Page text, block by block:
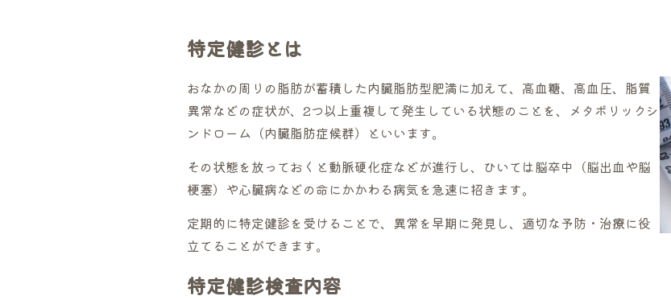
特定健診とは
おなかの周りの脂肪が蓄積した内臓脂肪型肥満に加えて、高血糖、高血圧、脂質
異常などの症状が、2つ以上重複して発生している状態のことを、メタボリックシ
ンドローム（内臓脂肪症候群）といいます。
その状態を放っておくと動脈硬化症などが進行し、ひいては脳卒中（脳出血や脳
梗塞）や心臓病などの命にかかわる病気を急速に招きます。
定期的に特定健診を受けることで、異常を早期に発見し、適切な予防・治療に役
立てることができます。
特定健診検査内容